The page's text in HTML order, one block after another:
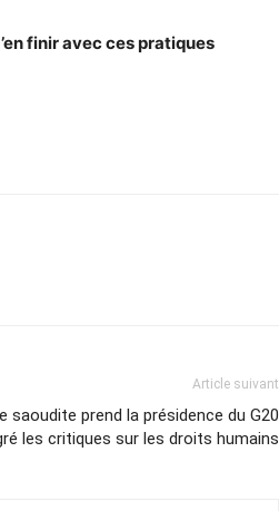
finir avec ces pratiques
Article suivant
saoudite prend la présidence du G20
les critiques sur les droits humains